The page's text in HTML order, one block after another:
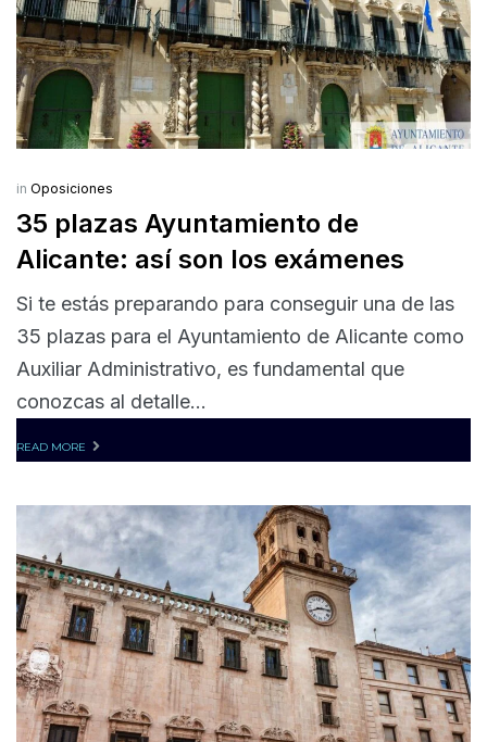
in Oposiciones
35 plazas Ayuntamiento de
Alicante: así son los exámenes
Si te estás preparando para conseguir una de las
35 plazas para el Ayuntamiento de Alicante como
Auxiliar Administrativo, es fundamental que
conozcas al detalle...
READ MORE